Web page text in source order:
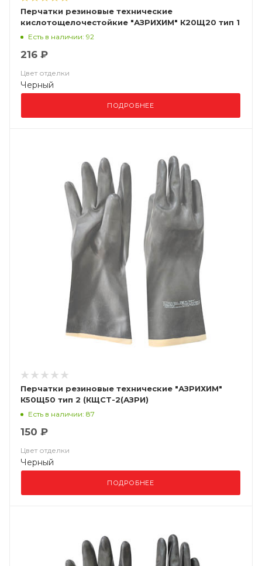
Перчатки резиновые технические
кислотощелочестойкие "АЗРИХИМ" К20Щ20 тип 1
Есть в наличии: 92
216 ₽
Цвет отделки
Черный
ПОДРОБНЕЕ
Перчатки резиновые технические "АЗРИХИМ"
К50Щ50 тип 2 (КЩСТ-2(АЗРИ)
Есть в наличии: 87
150 ₽
Цвет отделки
Черный
ПОДРОБНЕЕ